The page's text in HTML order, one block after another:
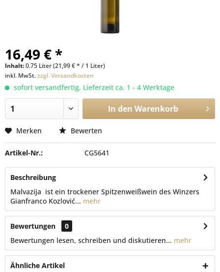
16,49 € *
Inhalt:0.75 Liter (21,99 € * / 1 Liter)
inkl. MwSt.zzgl. Versandkosten
sofort versandfertig, Lieferzeit ca. 1 - 4 Werktage
In den Warenkorb
Merken Bewerten
Artikel-Nr.: CG5641
Beschreibung
Malvazija ist ein trockener Spitzenweißwein des Winzers
Gianfranco Kozlović... mehr
Bewertungen
0
Bewertungen lesen, schreiben und diskutieren... mehr
Ähnliche Artikel